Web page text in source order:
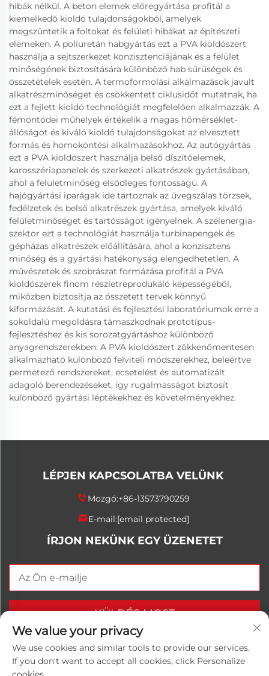
hibák nélkül. A beton elemek előregyártása profitál a
kiemelkedő kioldó tulajdonságokból, amelyek
megszüntetik a foltokat és felületi hibákat az építészeti
elemeken. A poliuretán habgyártás ezt a PVA kioldószert
használja a sejtszerkezet konzisztenciájának és a felület
minőségének biztosítására különböző hab sűrűségek és
összetételek esetén. A termoformolási alkalmazások javult
alkatrészminőséget és csökkentett ciklusidőt mutatnak, ha
ezt a fejlett kioldó technológiát megfelelően alkalmazzák. A
fémöntödei műhelyek értékelik a magas hőmérséklet-
állóságot és kiváló kioldó tulajdonságokat az elvesztett
formás és homoköntési alkalmazásokhoz. Az autógyártás
ezt a PVA kioldószert használja belső díszítőelemek,
karosszériapanelek és szerkezeti alkatrészek gyártásában,
ahol a felületminőség elsődleges fontosságú. A
hajógyártási iparágak ide tartoznak az üvegszálas törzsek,
fedélzetek és belső alkatrészek gyártása, amelyek kiváló
felületminőséget és tartósságot igényelnek. A szélenergia-
szektor ezt a technológiát használja turbinapengek és
gépházas alkatrészek előállítására, ahol a konzisztens
minőség és a gyártási hatékonyság elengedhetetlen. A
művészetek és szobrászat formázása profitál a PVA
kioldószerek finom részletreprodukáló képességéből,
miközben biztosítja az összetett tervek könnyű
kiformázását. A kutatási és fejlesztési laboratóriumok erre a
sokoldalú megoldásra támaszkodnak prototípus-
fejlesztéshez és kis sorozatgyártáshoz különböző
anyagrendszerekben. A PVA kioldószert zökkenőmentesen
alkalmazható különböző felviteli módszerekhez, beleértve
permetező rendszereket, ecsetelést és automatizált
adagoló berendezéseket, így rugalmasságot biztosít
különböző gyártási léptékekhez és követelményekhez.
LÉPJEN KAPCSOLATBA VELÜNK
Mozgó:+86-13573790259
E-mail:[email protected]
ÍRJON NEKÜNK EGY ÜZENETET
KÜLDÉS MOST
Copyright © 2025 China Shandong Luwanhong
We value your privacy
We use cookies and similar tools to provide our services.
If you don't want to accept all cookies, click Personalize